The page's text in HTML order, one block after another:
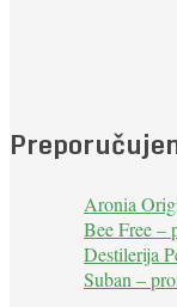
Aronia
Bee Free
Destilerija
Suban –